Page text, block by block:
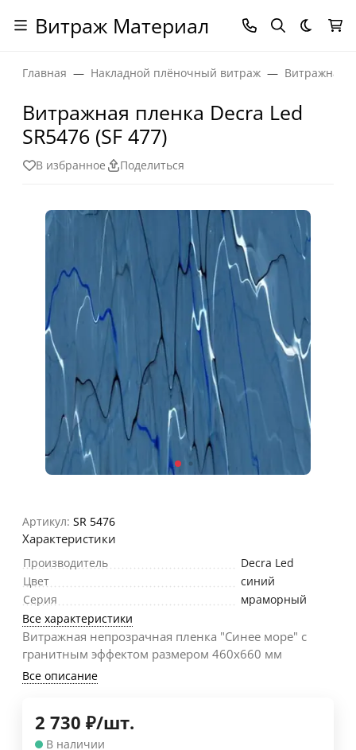
Витраж Материал Темная
Главная Накладной плёночный витраж Витражная
Витражная пленка Decra Led
SR5476 (SF 477)
В избранное Поделиться
Артикул: SR 5476
Характеристики
Производитель
Decra Led
Цвет
синий
Серия
мраморный
Все характеристики
Витражная непрозрачная пленка "Синее море" с
гранитным эффектом размером 460х660 мм
Все описание
2 730 ₽/шт.
В наличии